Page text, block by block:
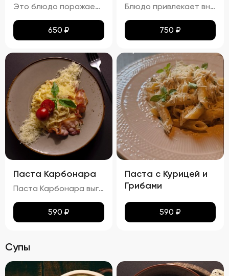
Это блюдо поражает своими яркими красками и аппетитным видом. Говядина равномерно обжарена до золотистой корочки, а овощи сохраняют свою свежесть и привлекательность. Мягкая, но не переваренная лапша служит идеальной основой для сочетания всех ингредиентов. Кинза и кунжут добавляют завершающий штрих, делая блюдо еще более соблазнительным. Вкус вок с говядиной богат и сбалансирован. Мясо источает насыщенный аромат, болгарский перец привносит сладкие нотки, а устричный и соевый соусы добавляют пикантности. Свежий вкус кинзы подчеркивает гармонию всех компонентов. Аромат блюда завораживает, наполняя пространство нотками чеснока и жареного мяса. Консистенция блюда тоже радует: говядина нежная и сочная, овощи слегка хрустят, а лапша мягкая и эластичная. Цукини сохраняют свою форму и текстуру, добавляя блюду дополнительный объем и разнообразие.
650 ₽
Блюдо привлекает внимание ярким и аппетитным видом, где разноцветные овощи и розовые креветки создают живописную композицию. Лапша мягкая, но сохраняет упругую текстуру, не теряя формы. Айсберг и огурцы добавляют свежести и легкости, украшая блюдо и придавая ему особый шарм. Вкус вок с креветками насыщен морскими нотками, которые гармонично сочетаются с ароматами чеснока и лука. Овощи вносят свои свежие и сладковатые оттенки, а соус добавляет пикантности и завершает вкусовую гамму. Аромат блюда пленяет нотками морепродуктов и жареных овощей, возбуждая аппетит. Консистенция блюда радует разнообразием: креветки нежные и сочные, овощи слегка хрустят, сохраняя свою форму и текстуру, а лапша остается мягкой и эластичной. Цукини и огурец также сохраняют свою структуру, добавляя блюду дополнительные текстуры и объемы.
750 ₽
Паста Карбонара
Паста Карбонара выглядит аппетитно, с глянцевыми макаронами, покрытыми сливочно-яичным соусом. Пармезан и базилик добавляют контраст и завершают внешний вид блюда, делая его еще более привлекательным. Вкус пасты Карбонара насыщен сливочными нотками, с оттенками копчёного вкуса грудинки и лёгкими нюансами чеснока и лука. Запах блюда богат и манящ, с ароматами чеснока, лука и пармезана. Консистенция пасты идеальна: макароны упругие (al dente), а соус густой и обволакивает каждую макаронину. Грудинка хрустящая снаружи и нежная внутри, что добавляет блюду особую текстурную сложность.
590 ₽
Паста с Курицей и
Грибами
590 ₽
Супы